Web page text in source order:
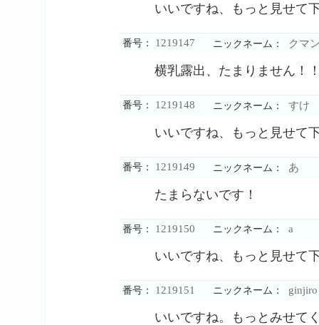
いいですね、もっと見せて
番号： 1219147 ニックネーム： クマ
横乳露出、たまりません！
番号： 1219148 ニックネーム： すけ
いいですね、もっと見せて
番号： 1219149 ニックネーム： あ
たまらないです！
番号： 1219150 ニックネーム： a
いいですね、もっと見せて
番号： 1219151 ニックネーム： ginjiro
いいですね。もっとみせて